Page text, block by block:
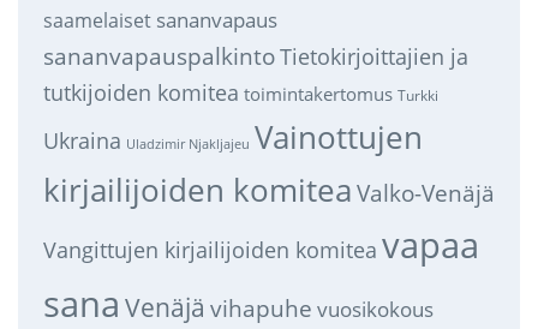
saamelaiset sananvapaus
sananvapauspalkintoTietokirjoittajien ja
tutkijoiden komitea toimintakertomus Turkki
Ukraina Uladzimir Njakljajeu Vainottujen
kirjailijoiden komitea Valko-Venäjä
Vangittujen kirjailijoiden komitea vapaa
sana Venäjä vihapuhe vuosikokous